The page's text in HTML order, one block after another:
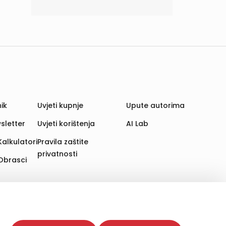
Time poboljšavamo korisničko iskustvo,
web stranica i uređaja u tu svrhu. Naši partneri
Uvjeti kupnje
Uvjeti korištenja
Pravila zaštite
privatnosti
Upute autorima
AI Lab